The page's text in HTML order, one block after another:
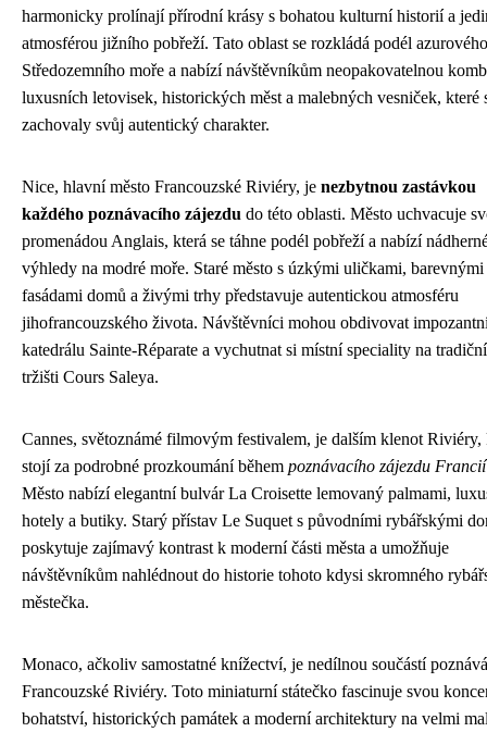
harmonicky prolínají přírodní krásy s bohatou kulturní historií a
atmosférou jižního pobřeží. Tato oblast se rozkládá podél azurového
Středozemního moře a nabízí návštěvníkům neopakovatelnou
luxusních letovisek, historických měst a malebných vesniček, které
zachovaly svůj autentický charakter.
Nice, hlavní město Francouzské Riviéry, je nezbytnou zastávkou
každého poznávacího zájezdu do této oblasti. Město uchvacuje
promenádou Anglais, která se táhne podél pobřeží a nabízí
výhledy na modré moře. Staré město s úzkými uličkami, barevnými
fasádami domů a živými trhy představuje autentickou atmosféru
jihofrancouzského života. Návštěvníci mohou obdivovat
katedrálu Sainte-Réparate a vychutnat si místní speciality na
tržišti Cours Saleya.
Cannes, světoznámé filmovým festivalem, je dalším klenot Riviéry,
stojí za podrobné prozkoumání během poznávacího zájezdu Francií
Město nabízí elegantní bulvár La Croisette lemovaný palmami,
hotely a butiky. Starý přístav Le Suquet s původními rybářskými
poskytuje zajímavý kontrast k moderní části města a umožňuje
návštěvníkům nahlédnout do historie tohoto kdysi skromného
městečka.
Monaco, ačkoliv samostatné knížectví, je nedílnou součástí
Francouzské Riviéry. Toto miniaturní státečko fascinuje svou
bohatství, historických památek a moderní architektury na velmi